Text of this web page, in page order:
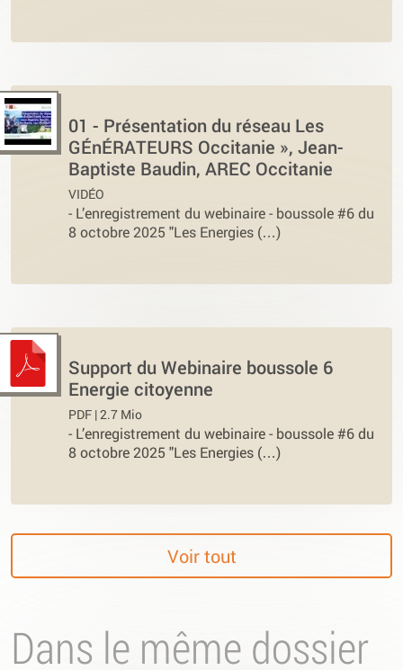
01 - Présentation du réseau Les
GÉnÉRATEURS Occitanie », Jean-
Baptiste Baudin, AREC Occitanie
VIDÉO
- L’enregistrement du webinaire - boussole #6 du
8 octobre 2025 "Les Energies (…)
Support du Webinaire boussole 6
Energie citoyenne
PDF | 2.7 Mio
- L’enregistrement du webinaire - boussole #6 du
8 octobre 2025 "Les Energies (…)
Voir tout
Dans le même dossier